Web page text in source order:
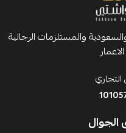
والمستلزمات الرجالية